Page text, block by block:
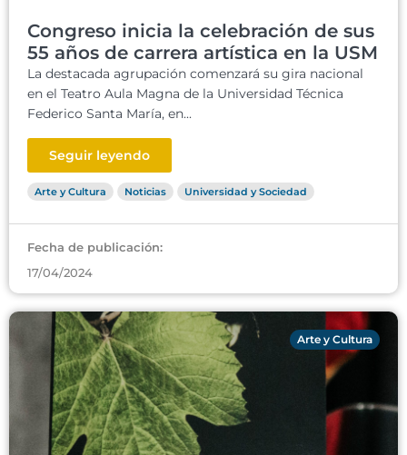
Congreso inicia la celebración de sus
55 años de carrera artística en la USM
La destacada agrupación comenzará su gira nacional
en el Teatro Aula Magna de la Universidad Técnica
Federico Santa María, en...
Seguir leyendo
Arte y Cultura Noticias Universidad y Sociedad
Fecha de publicación:
17/04/2024
Arte y Cultura